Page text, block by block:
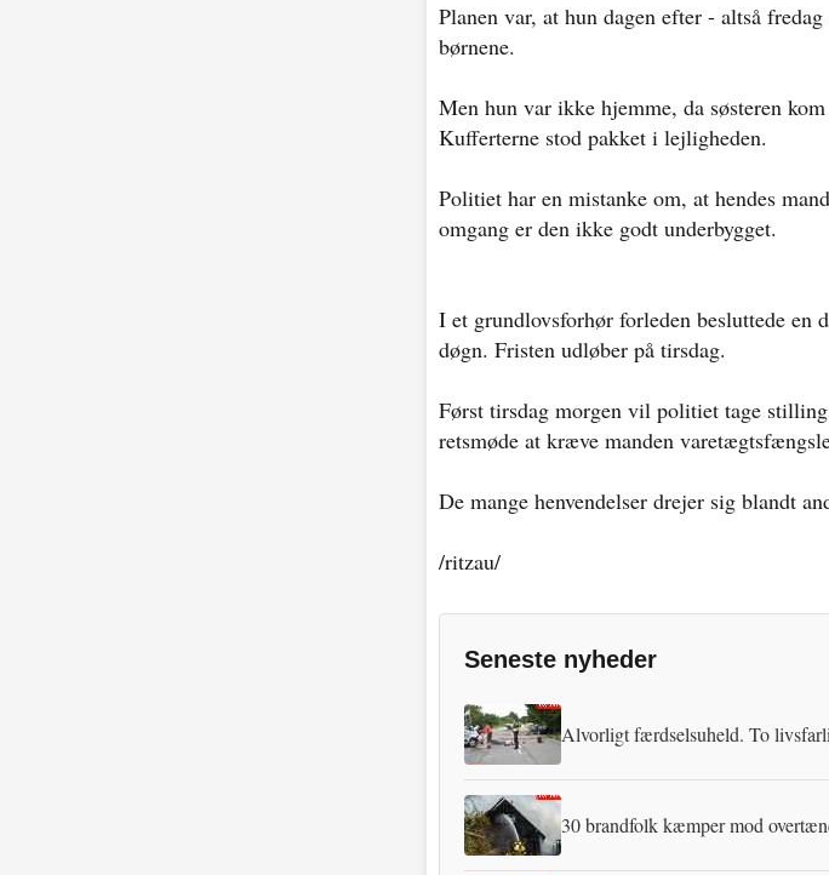
Planen var, at hun dagen efter - altså
børnene.
Men hun var ikke hjemme, da søsteren
Kufferterne stod pakket i lejligheden.
Politiet har en mistanke om, at hendes
omgang er den ikke godt underbygget.
I et grundlovsforhør forleden besluttede en
døgn. Fristen udløber på tirsdag.
Først tirsdag morgen vil politiet tage
retsmøde at kræve manden
De mange henvendelser drejer sig blandt
/ritzau/
Seneste nyheder
Alvorligt færdselsuheld. To
30 brandfolk kæmper mod